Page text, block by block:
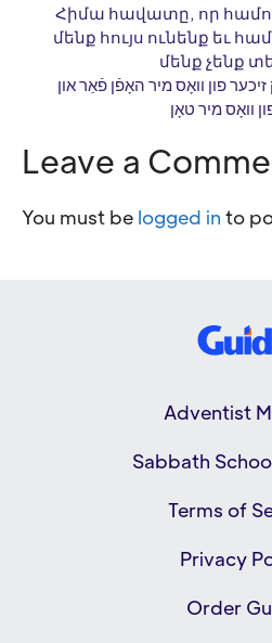
Հիմա հավատը, որ
մենք հույս ունենք եւ
մենք չենք
פון וואָס מיר האָפֿן פֿאַר און
וואָס מיר טאָן
Leave a
You must be logged in to
Adventist
Sabbath
Terms of
Privacy
Order